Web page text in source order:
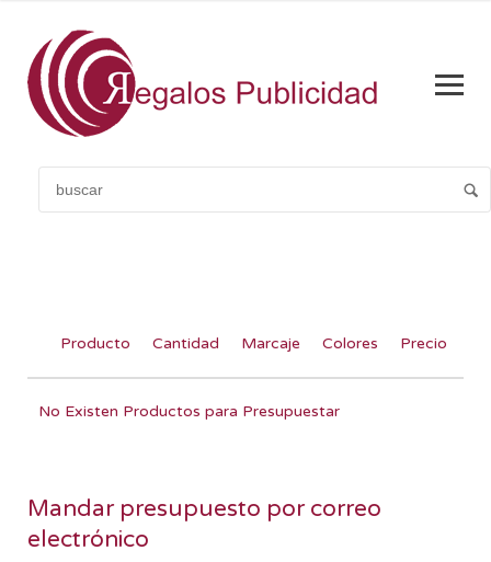
Producto Cantidad Marcaje Colores Precio
No Existen Productos para Presupuestar
Mandar presupuesto por correo
electrónico